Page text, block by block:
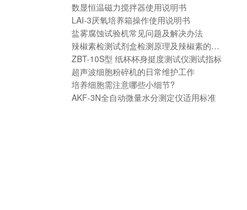
数显恒温磁力搅拌器使用说明书
LAI-3厌氧培养箱操作使用说明书
盐雾腐蚀试验机常见问题及解决办法
辣椒素检测试剂盒检测原理及辣椒素的功效作用
ZBT-10S型 纸杯杯身挺度测试仪测试指标
超声波细胞粉碎机的日常维护工作
培养细胞需注意哪些小细节?
AKF-3N全自动微量水分测定仪适用标准